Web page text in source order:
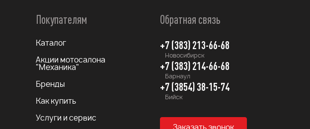
Покупателям
Каталог
Акции мотосалона
"Механика"
Бренды
Как купить
Услуги и сервис
Обратная связь
+7 (383) 213-66-68
Новосибирск
+7 (383) 214-66-68
Барнаул
+7 (3854) 38-15-74
Бийск